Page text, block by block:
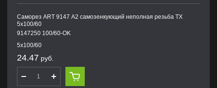
Саморез ART 9147 А2 самозенкующий неполная резьба TX
5х100/60
9147250 100/60-OK
5х100/60
24.47 руб.